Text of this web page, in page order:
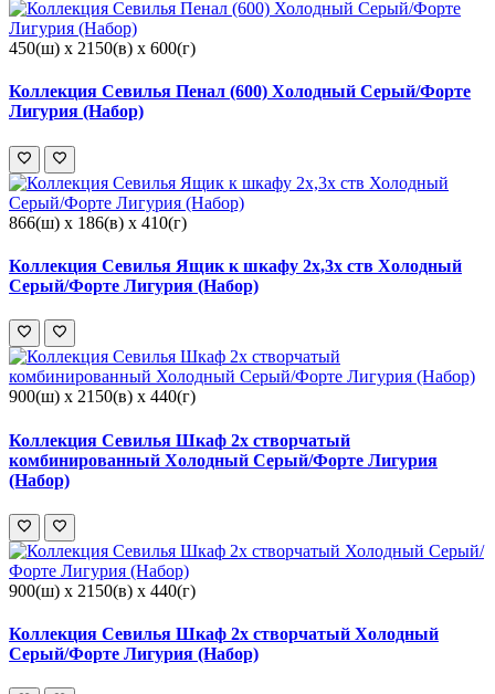
450(ш) x 2150(в) x 600(г)
Коллекция Севилья Пенал (600) Холодный Серый/Форте
Лигурия (Набор)
866(ш) x 186(в) x 410(г)
Коллекция Севилья Ящик к шкафу 2х,3х ств Холодный
Серый/Форте Лигурия (Набор)
900(ш) x 2150(в) x 440(г)
Коллекция Севилья Шкаф 2х створчатый
комбинированный Холодный Серый/Форте Лигурия
(Набор)
900(ш) x 2150(в) x 440(г)
Коллекция Севилья Шкаф 2х створчатый Холодный
Серый/Форте Лигурия (Набор)